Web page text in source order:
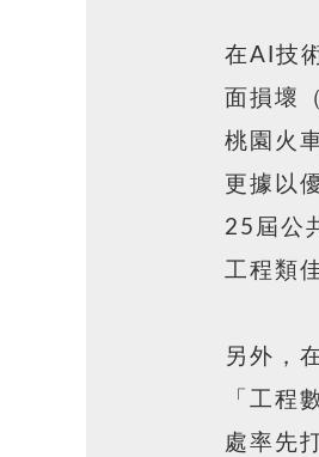
在AI技
面損壞
桃園火
更據以
25屆公
工程類
另外，
「工程
處率先